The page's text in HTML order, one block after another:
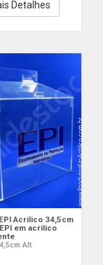
Detalhes
Acrilico 34,5cm
em acrilico
Alt